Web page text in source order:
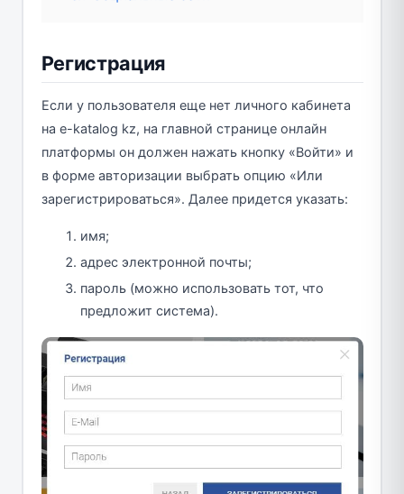
Регистрация
Если у пользователя еще нет личного кабинета
на e-katalog kz, на главной странице онлайн
платформы он должен нажать кнопку «Войти» и
в форме авторизации выбрать опцию «Или
зарегистрироваться». Далее придется указать:
имя;
адрес электронной почты;
пароль (можно использовать тот, что
предложит система).